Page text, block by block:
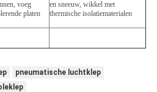
voeg
platen
en sneeuw, wikkel met
thermische isolatiematerialen
pneumatische luchtklep